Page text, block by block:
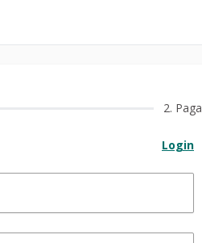
2. Paga
Login